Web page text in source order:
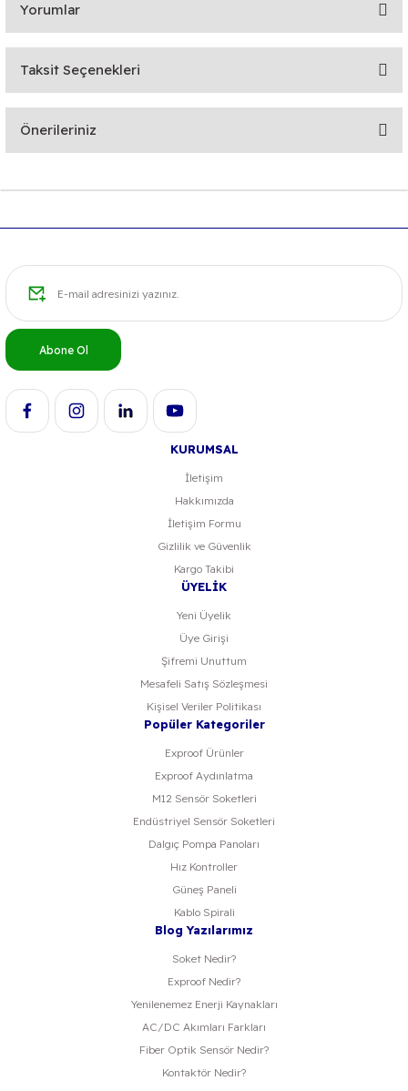
Yorumlar
Bu ürüne ilk yorumu siz yapın!
Taksit Seçenekleri
Önerileriniz
Ürün bilgilerinde hatalar bulunuyor.
Ürün fiyatı diğer sitelerden daha pahalı.
Gönder
Abone Ol
KURUMSAL
İletişim
Hakkımızda
İletişim Formu
Gizlilik ve Güvenlik
Kargo Takibi
ÜYELİK
Yeni Üyelik
Üye Girişi
Şifremi Unuttum
Mesafeli Satış Sözleşmesi
Kişisel Veriler Politikası
Popüler Kategoriler
Exproof Ürünler
Exproof Aydınlatma
M12 Sensör Soketleri
Endüstriyel Sensör Soketleri
Dalgıç Pompa Panoları
Hız Kontroller
Güneş Paneli
Kablo Spirali
Blog Yazılarımız
Soket Nedir?
Exproof Nedir?
Yenilenemez Enerji Kaynakları
AC/DC Akımları Farkları
Fiber Optik Sensör Nedir?
Kontaktör Nedir?